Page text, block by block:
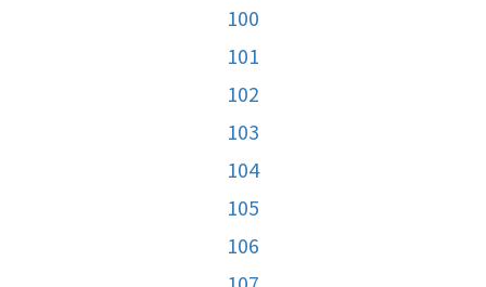
100
101
102
103
104
105
106